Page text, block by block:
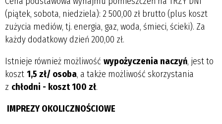
(piątek, sobota, niedziela): 2 500,00 zł brutto (plus koszt
zużycia mediów, tj. energia, gaz, woda, śmieci, ścieki). Za
każdy dodatkowy dzień 200,00 zł.
Istnieje również możliwość wypożyczenia naczyń, jest to
koszt 1,5 zł/ osoba, a także możliwość skorzystania
z chłodni - koszt 100 zł.
IMPREZY OKOLICZNOŚCIOWE